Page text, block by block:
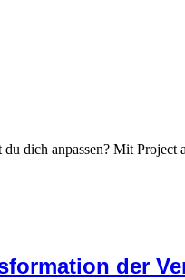
dich anpassen? Mit Project
der